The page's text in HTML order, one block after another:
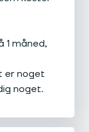
1 måned,
er noget
noget.